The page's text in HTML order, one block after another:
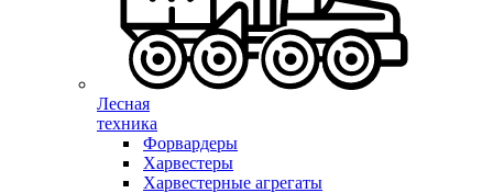
Лесная
техника
Форвардеры
Харвестеры
Харвестерные агрегаты